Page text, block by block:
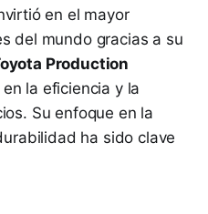
en el mayor
del mundo gracias a su
Production
la eficiencia y la
Su enfoque en la
ha sido clave